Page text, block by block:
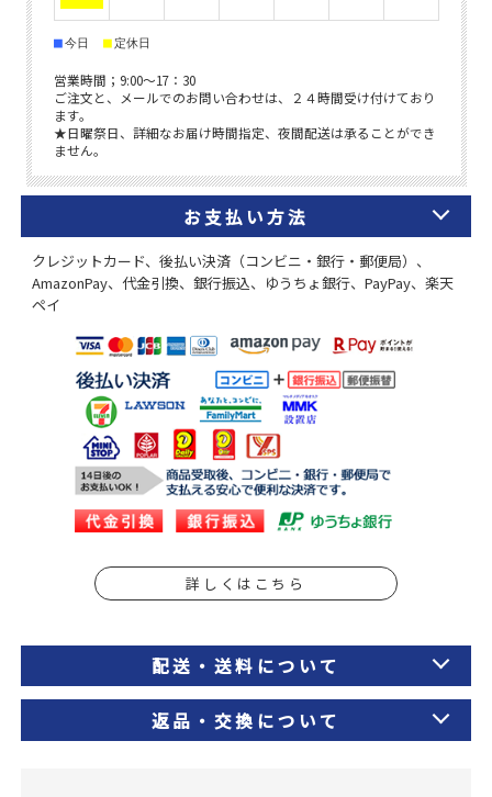
お支払い方法
クレジットカード、後払い決済（コンビニ・銀行・郵便局）、
AmazonPay、代金引換、銀行振込、ゆうちょ銀行、PayPay、楽天
ペイ
詳しくはこちら
配送・送料について
返品・交換について